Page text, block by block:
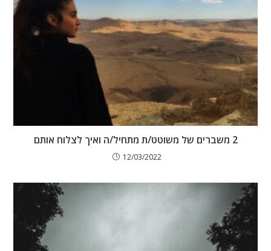
2 משברים של משוטט/ת מתחיל/ה ואיך לצלוח אותם
12/03/2022